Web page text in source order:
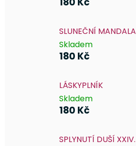
SLUNEČNÍ MANDALA
Skladem
180 Kč
LÁSKYPLNÍK
Skladem
180 Kč
SPLYNUTÍ DUŠÍ XXIV.